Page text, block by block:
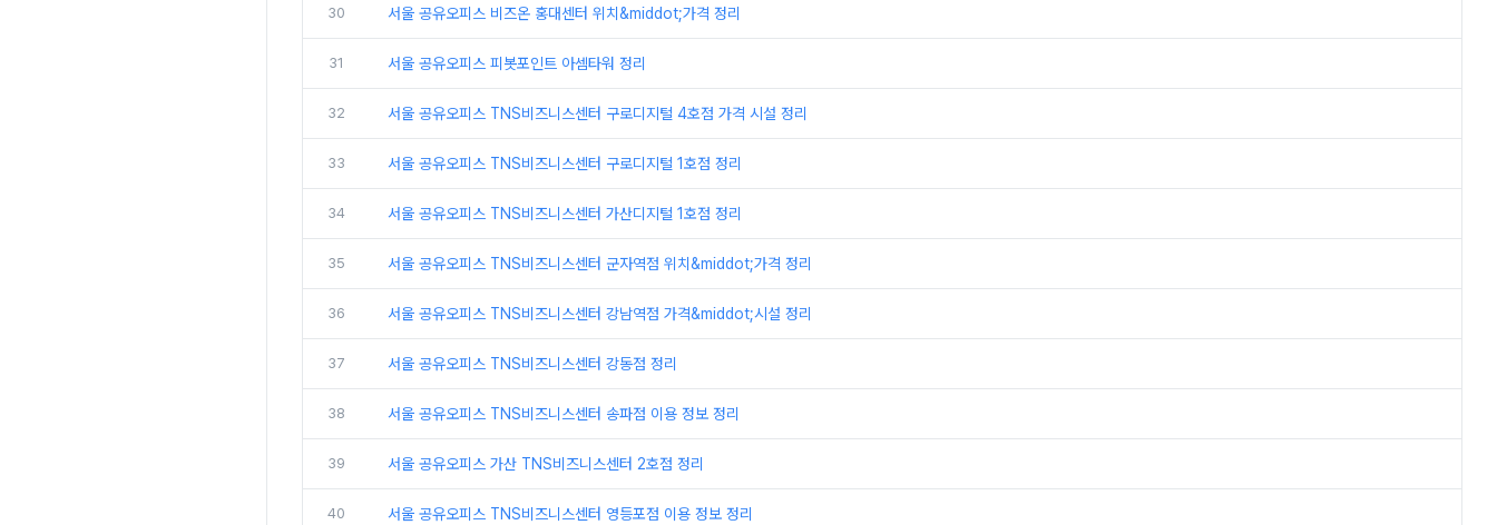
30 서울 공유오피스 비즈온 홍대센터 위치&middot;가격 정리
31 서울 공유오피스 피봇포인트 아셈타워 정리
32 서울 공유오피스 TNS비즈니스센터 구로디지털 4호점 가격 시설 정리
33 서울 공유오피스 TNS비즈니스센터 구로디지털 1호점 정리
34 서울 공유오피스 TNS비즈니스센터 가산디지털 1호점 정리
35 서울 공유오피스 TNS비즈니스센터 군자역점 위치&middot;가격 정리
36 서울 공유오피스 TNS비즈니스센터 강남역점 가격&middot;시설 정리
37 서울 공유오피스 TNS비즈니스센터 강동점 정리
38 서울 공유오피스 TNS비즈니스센터 송파점 이용 정보 정리
39 서울 공유오피스 가산 TNS비즈니스센터 2호점 정리
40 서울 공유오피스 TNS비즈니스센터 영등포점 이용 정보 정리